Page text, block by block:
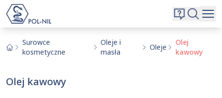
O nas
Kontakt
Surowce
kosmetyczne
Oleje i
masła
Oleje
Olej
kawowy
Olej kawowy
Wybrane surowce i substancje
Aktualnie niczego nie dodałeś do zapytania.
Wyszukiwarka
Szukaj